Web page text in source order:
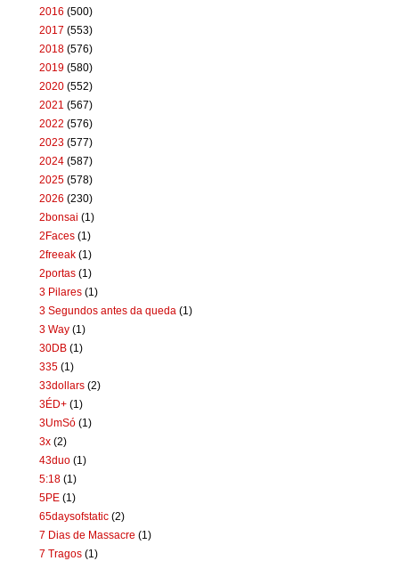
2016 (500)
2017 (553)
2018 (576)
2019 (580)
2020 (552)
2021 (567)
2022 (576)
2023 (577)
2024 (587)
2025 (578)
2026 (230)
2bonsai (1)
2Faces (1)
2freeak (1)
2portas (1)
3 Pilares (1)
3 Segundos antes da queda (1)
3 Way (1)
30DB (1)
335 (1)
33dollars (2)
3ÉD+ (1)
3UmSó (1)
3x (2)
43duo (1)
5:18 (1)
5PE (1)
65daysofstatic (2)
7 Dias de Massacre (1)
7 Tragos (1)